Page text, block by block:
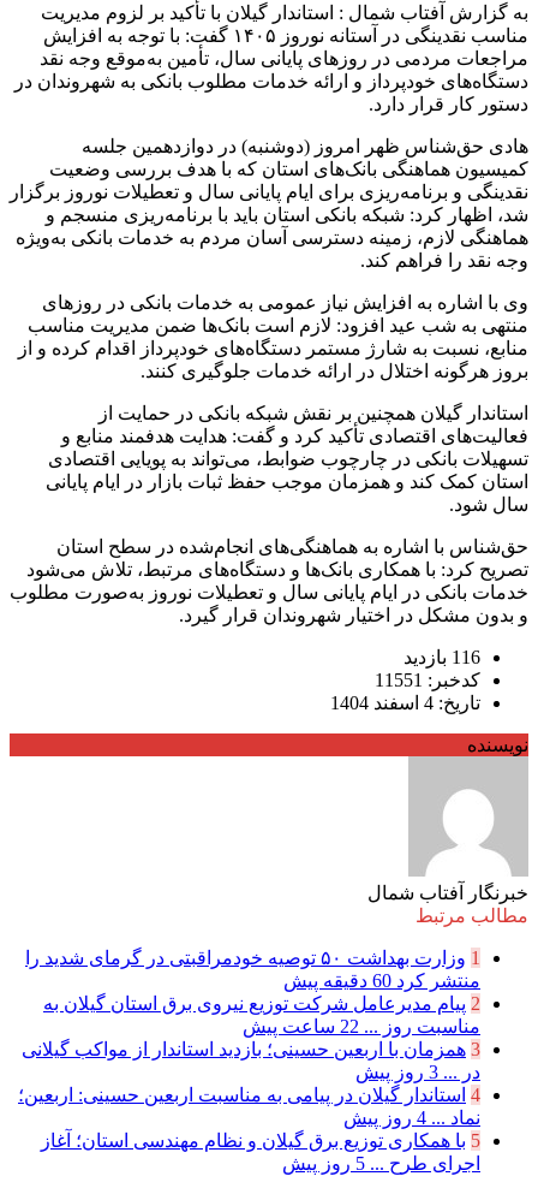
به گزارش آفتاب شمال : استاندار گیلان با تأکید بر لزوم مدیریت
مناسب نقدینگی در آستانه نوروز ۱۴۰۵ گفت: با توجه به افزایش
مراجعات مردمی در روزهای پایانی سال، تأمین به‌موقع وجه نقد
دستگاه‌های خودپرداز و ارائه خدمات مطلوب بانکی به شهروندان در
دستور کار قرار دارد.
هادی حق‌شناس ظهر امروز (دوشنبه) در دوازدهمین جلسه
کمیسیون هماهنگی بانک‌های استان که با هدف بررسی وضعیت
نقدینگی و برنامه‌ریزی برای ایام پایانی سال و تعطیلات نوروز برگزار
شد، اظهار کرد: شبکه بانکی استان باید با برنامه‌ریزی منسجم و
هماهنگی لازم، زمینه دسترسی آسان مردم به خدمات بانکی به‌ویژه
وجه نقد را فراهم کند.
وی با اشاره به افزایش نیاز عمومی به خدمات بانکی در روزهای
منتهی به شب عید افزود: لازم است بانک‌ها ضمن مدیریت مناسب
منابع، نسبت به شارژ مستمر دستگاه‌های خودپرداز اقدام کرده و از
بروز هرگونه اختلال در ارائه خدمات جلوگیری کنند.
استاندار گیلان همچنین بر نقش شبکه بانکی در حمایت از
فعالیت‌های اقتصادی تأکید کرد و گفت: هدایت هدفمند منابع و
تسهیلات بانکی در چارچوب ضوابط، می‌تواند به پویایی اقتصادی
استان کمک کند و همزمان موجب حفظ ثبات بازار در ایام پایانی
سال شود.
حق‌شناس با اشاره به هماهنگی‌های انجام‌شده در سطح استان
تصریح کرد: با همکاری بانک‌ها و دستگاه‌های مرتبط، تلاش می‌شود
خدمات بانکی در ایام پایانی سال و تعطیلات نوروز به‌صورت مطلوب
و بدون مشکل در اختیار شهروندان قرار گیرد.
116 بازدید
کدخبر: 11551
تاریخ: 4 اسفند 1404
نویسنده
خبرنگار آفتاب شمال
مطالب مرتبط
1
وزارت بهداشت ۵۰ توصیه خودمراقبتی در گرمای شدید را
منتشر کرد 60 دقیقه پیش
2 پیام مدیرعامل شركت توزیع نیروی برق استان گیلان به
مناسبت روز ... 22 ساعت پیش
3 همزمان با اربعین حسینی؛ بازدید استاندار از مواکب گیلانی
در ... 3 روز پیش
4 استاندار گیلان در پیامی به مناسبت اربعین حسینی: اربعین؛
نماد ... 4 روز پیش
5 با همکاری توزیع برق گیلان و نظام مهندسی استان؛ آغاز
اجرای طرح ... 5 روز پیش